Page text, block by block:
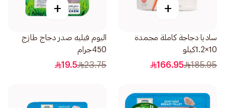
+
ساديا دجاجة كاملة مجمدة
10×1.2كيلو
185.95
166.95
+
اليوم فيليه صدر دجاج طازج
450جرام
23.75
19.5